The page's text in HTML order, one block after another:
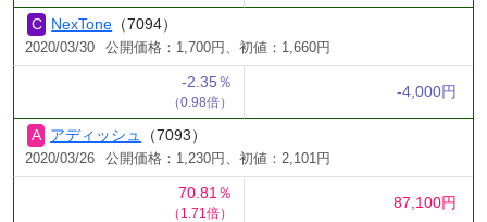
NexTone （7094）
2020/03/30 公開価格：1,700円、初値：1,660円
-2.35％
（0.98倍）
-4,000円
アディッシュ （7093）
2020/03/26 公開価格：1,230円、初値：2,101円
70.81％
（1.71倍）
87,100円